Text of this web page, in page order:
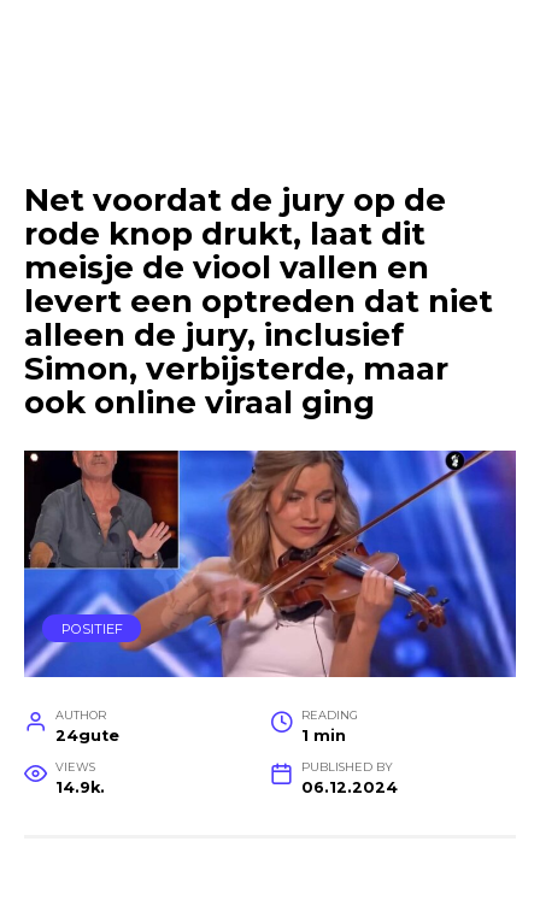
Net voordat de jury op de
rode knop drukt, laat dit
meisje de viool vallen en
levert een optreden dat niet
alleen de jury, inclusief
Simon, verbijsterde, maar
ook online viraal ging
POSITIEF
AUTHOR
24gute
READING
1 min
VIEWS
14.9k.
PUBLISHED BY
06.12.2024